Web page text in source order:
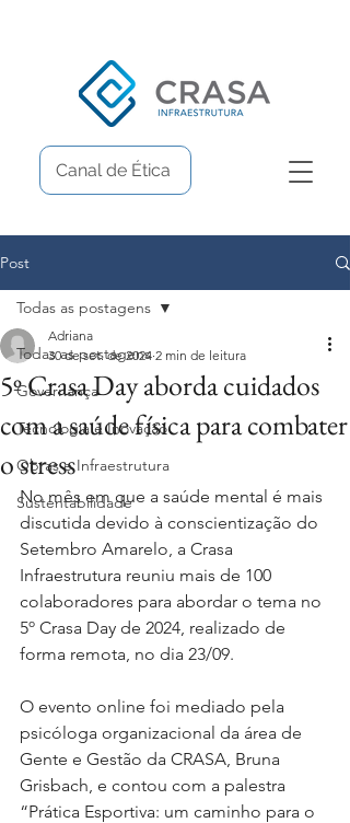
Canal de Ética
Post
Todas as postagens
Governança
Tecnologia e Inovação
Obras e Infraestrutura
Sustentabilidade
Todas as postagens
5º Crasa Day aborda cuidados
com a saúde física para combater
o stress
Adriana
30 de set. de 2024 2 min de leitura
No mês em que a saúde mental é mais
discutida devido à conscientização do
Setembro Amarelo, a Crasa
Infraestrutura reuniu mais de 100
colaboradores para abordar o tema no
5º Crasa Day de 2024, realizado de
forma remota, no dia 23/09.
O evento online foi mediado pela
psicóloga organizacional da área de
Gente e Gestão da CRASA, Bruna
Grisbach, e contou com a palestra
“Prática Esportiva: um caminho para o